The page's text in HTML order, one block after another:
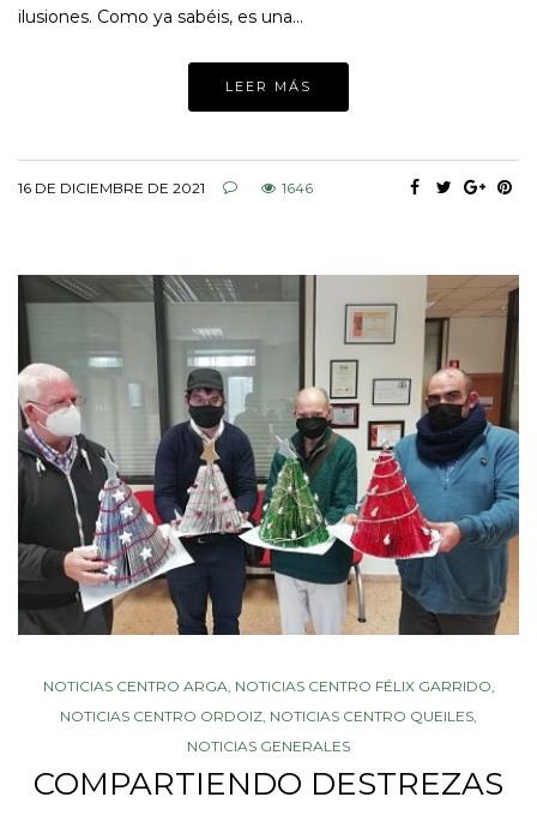
ilusiones. Como ya sabéis, es una…
LEER MÁS
16 DE DICIEMBRE DE 2021 1646
NOTICIAS CENTRO ARGA, NOTICIAS CENTRO FÉLIX GARRIDO,
NOTICIAS CENTRO ORDOIZ, NOTICIAS CENTRO QUEILES,
NOTICIAS GENERALES
COMPARTIENDO DESTREZAS